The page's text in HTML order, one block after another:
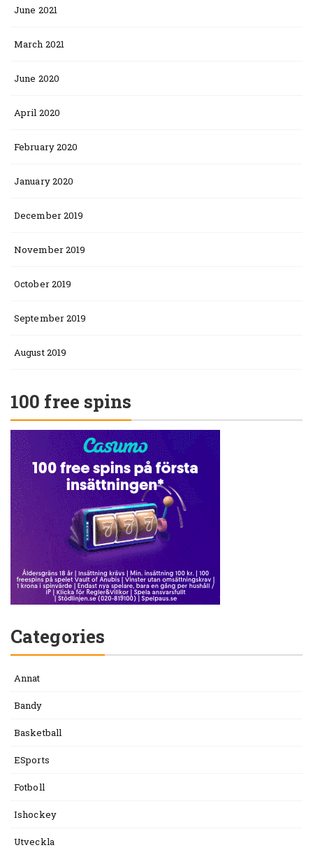
June 2021
March 2021
June 2020
April 2020
February 2020
January 2020
December 2019
November 2019
October 2019
September 2019
August 2019
100 free spins
Categories
Annat
Bandy
Basketball
ESports
Fotboll
Ishockey
Utveckla